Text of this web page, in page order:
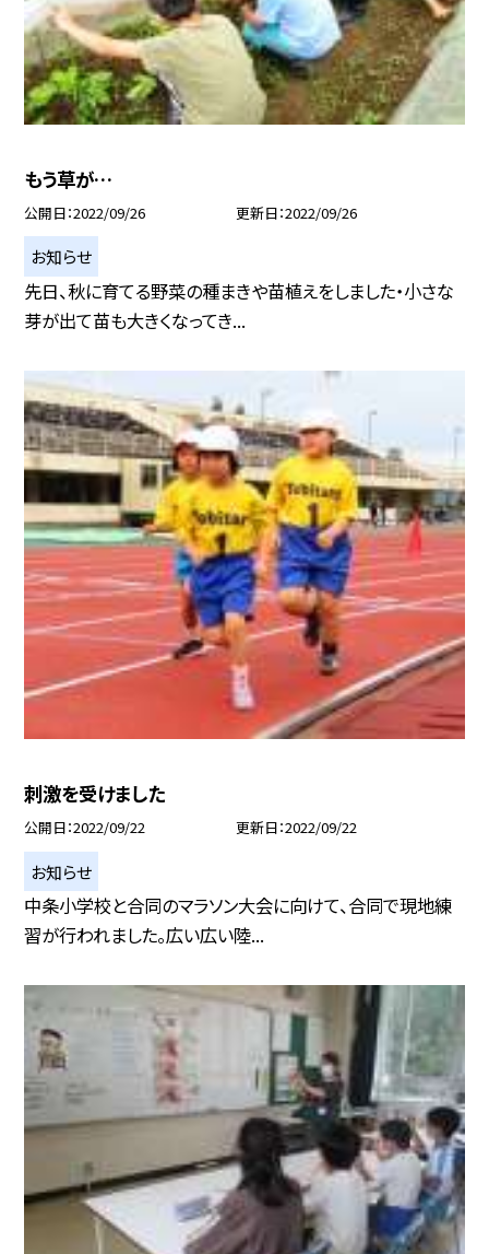
もう草が…
公開日 2022/09/26 更新日 2022/09/26
お知らせ
先日、秋に育てる野菜の種まきや苗植えをしました・小さな
芽が出て苗も大きくなってき...
刺激を受けました
公開日 2022/09/22 更新日 2022/09/22
お知らせ
中条小学校と合同のマラソン大会に向けて、合同で現地練
習が行われました。広い広い陸...